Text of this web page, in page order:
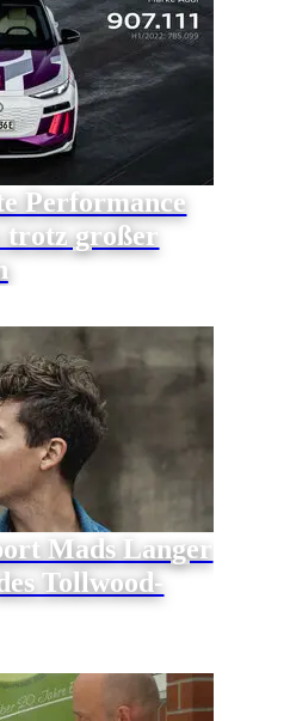
Performance
trotz großer
Mads Langer
Tollwood-